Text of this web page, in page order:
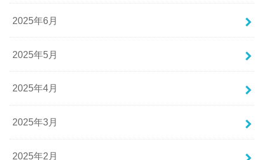
2025年6月
2025年5月
2025年4月
2025年3月
2025年2月